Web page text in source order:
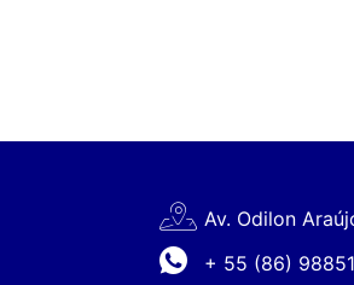
Av. Odilon
+ 55 (86)